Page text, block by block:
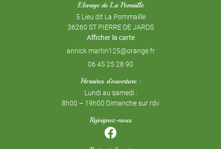
Elevage de La Pomaille
5 Lieu dit La Pommaille
36260 ST PIERRE DE JARDS
Afficher la carte
06 45 25 28 90
Horaires d'ouverture :
Lundi au samedi :
8h00 – 19h00 Dimanche sur rdv
Rejoignez-nous